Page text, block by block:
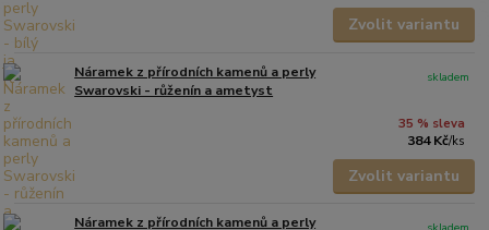
Zvolit variantu
Náramek z přírodních kamenů a perly
Swarovski - růženín a ametyst
35 % sleva
384 Kč/ks
skladem
Zvolit variantu
Náramek z přírodních kamenů a perly